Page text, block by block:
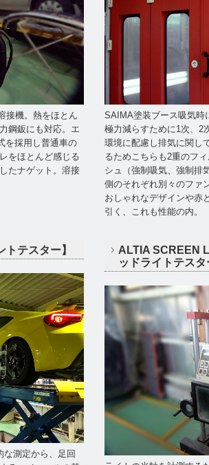
接機。熱をほとん
鋼鈑にも対応。エ
を採用し普通車の
をほとんど感じる
たナゲット。溶接
SAIMA塗装ブース吸気時
極力減らすために1次、2
環境に配慮し排気に関し
るためこちらも2重のフ
シュ（強制吸気、強制排
側のそれぞれ別々のファ
おしゃれなデザインや赤
引く、これも性能の内。
テスター】
な測定から、足回
ALTIA SCREEN
ッドライトテスタ